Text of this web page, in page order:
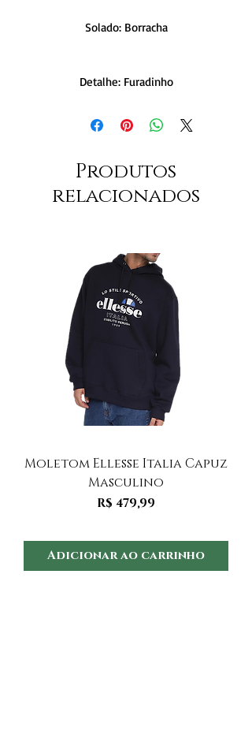
Solado: Borracha
Detalhe: Furadinho
Produtos
relacionados
Moletom Ellesse Italia Capuz
Masculino
Preço
R$ 479,99
Adicionar ao carrinho